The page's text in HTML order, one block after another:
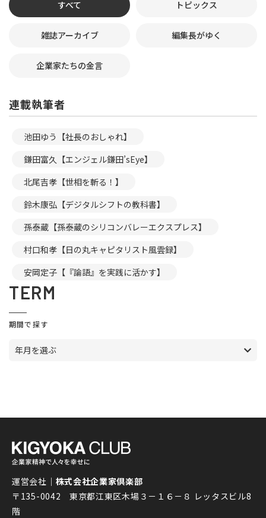
すべて トピックス
雑誌アーカイブ 編集長がゆく
企業家たちの金言
連載執筆者
池田ゆう【社長のおしゃれ】
鎌田富久【エンジェル鎌田’sEye】
北尾吉孝【世相を斬る！】
鈴木康弘【デジタルシフトの教科書】
孫泰蔵【孫泰蔵のシリコンバレーエクスプレス】
村口和孝【日の丸キャピタリスト風雲録】
安岡定子【『論語』を実践に活かす】
TERM
期間で探す
年月を選ぶ
運営会社｜ 株式会社企業家倶楽部
〒135-0042 東京都江東区木場３－１６－８ レッタスビル8
階